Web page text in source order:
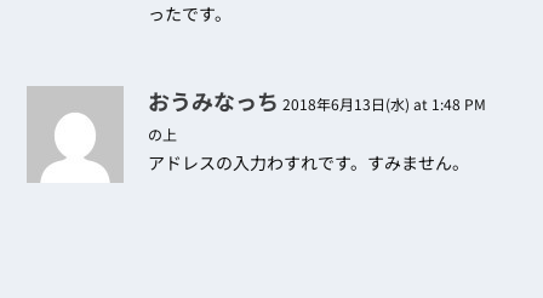
ったです。
おうみなっち 2018年6月13日(水) at 1:48 PM
の上
アドレスの入力わすれです。すみません。